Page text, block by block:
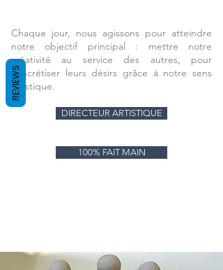
Chaque jour, nous agissons pour atteindre
notre objectif principal : mettre notre
créativité au service des autres, pour
concrétiser leurs désirs grâce à notre sens
artistique.
DIRECTEUR ARTISTIQUE
100% FAIT MAIN
REVIEWS